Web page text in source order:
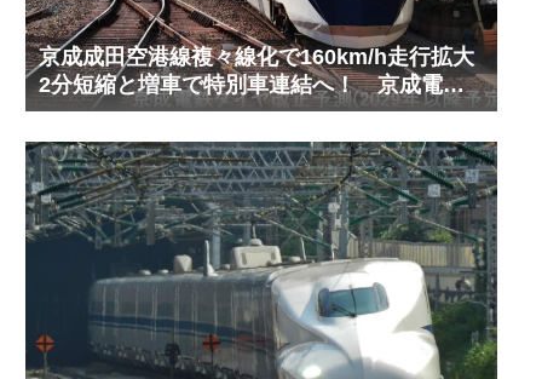
京成成田空港線複々線化で160km/h走行拡大
2分短縮と増車で特別車連結へ！ 京成電鉄
ダイヤ改正予測(2029年以降予定)